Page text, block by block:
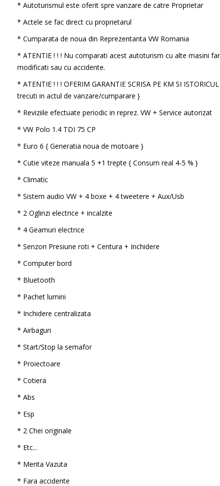
* Autoturismul este oferit spre vanzare de catre Proprietar
* Actele se fac direct cu proprietarul
* Cumparata de noua din Reprezentanta VW Romania
* ATENTIE ! ! ! Nu comparati acest autoturism cu alte masini
modificati sau cu accidente.
* ATENTIE ! ! ! OFERIM GARANTIE SCRISA PE KM SI
trecuti in actul de vanzare/cumparare }
* Reviziile efectuate periodic in reprez. VW + Service autorizat
* VW Polo 1.4 TDI 75 CP
* Euro 6 { Generatia noua de motoare }
* Cutie viteze manuala 5 +1 trepte { Consum real 4-5 % }
* Climatic
* Sistem audio VW + 4 boxe + 4 tweetere + Aux/Usb
* 2 Oglinzi electrice + incalzite
* 4 Geamuri electrice
* Senzori Presiune roti + Centura + Inchidere
* Computer bord
* Bluetooth
* Pachet lumini
* Inchidere centralizata
* Airbaguri
* Start/Stop la semafor
* Proiectoare
* Cotiera
* Abs
* Esp
* 2 Chei originale
* Etc...
* Merita Vazuta
* Fara accidente